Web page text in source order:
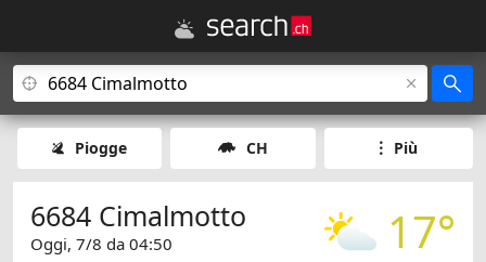
Piogge CH Più
17°
6684 Cimalmotto
Oggi, 7/8 da 04:50